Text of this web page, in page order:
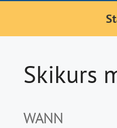
Skikurs
WANN